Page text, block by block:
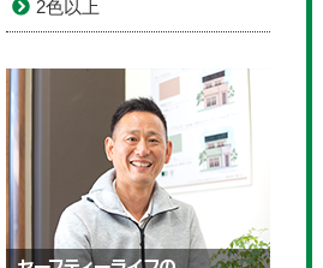
2色以上